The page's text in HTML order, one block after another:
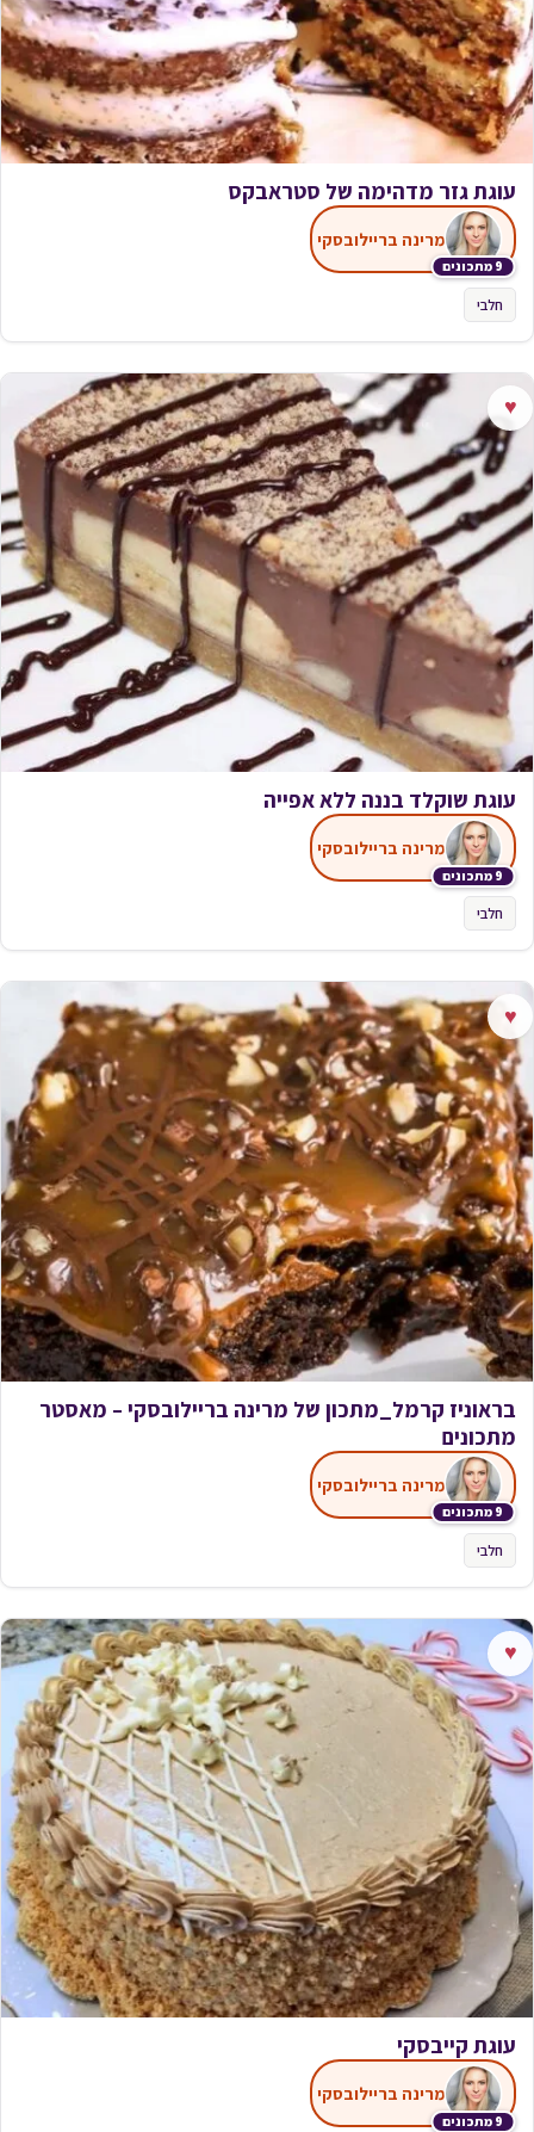
עוגת גזר מדהימה של סטראבקס
9 מתכונים
מרינה בריילובסקי
חלבי
♥
עוגת שוקלד בננה ללא אפייה
9 מתכונים
מרינה בריילובסקי
חלבי
♥
בראוניז קרמל_מתכון של מרינה בריילובסקי – מאסטר
מתכונים
9 מתכונים
מרינה בריילובסקי
חלבי
♥
עוגת קייבסקי
9 מתכונים
מרינה בריילובסקי